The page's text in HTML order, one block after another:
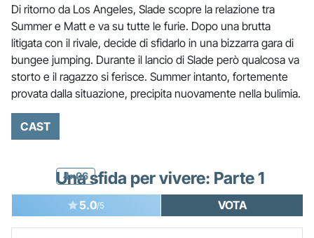
Di ritorno da Los Angeles, Slade scopre la relazione tra
Summer e Matt e va su tutte le furie. Dopo una brutta
litigata con il rivale, decide di sfidarlo in una bizzarra gara di
bungee jumping. Durante il lancio di Slade però qualcosa va
storto e il ragazzo si ferisce. Summer intanto, fortemente
provata dalla situazione, precipita nuovamente nella bulimia.
CAST
4x06
Una sfida per vivere: Parte 1
5.0/5 VOTA